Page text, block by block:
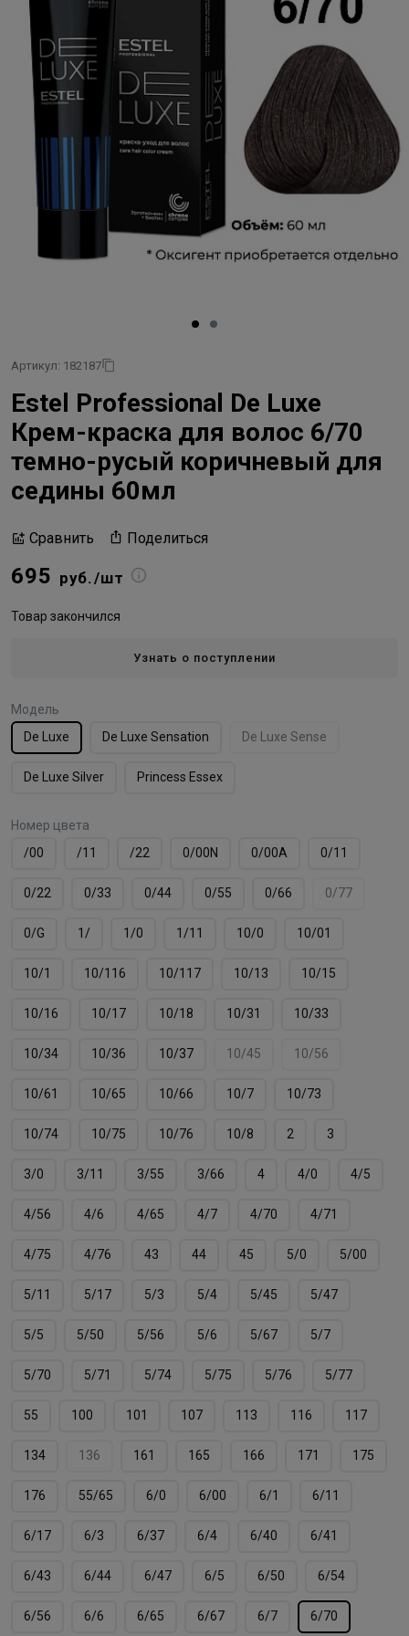
Артикул: 182187
Estel Professional De Luxe
Крем-краска для волос 6/70
темно-русый коричневый для
седины 60мл
Сравнить Поделиться
695 руб./шт
Товар закончился
Узнать о поступлении
Модель
De Luxe
De Luxe Sensation De Luxe Sense
De Luxe Silver Princess Essex
Номер цвета
/00
/11 /22 0/00N 0/00А 0/11
0/22 0/33 0/44 0/55 0/66 0/77
0/G 1/ 1/0 1/11 10/0 10/01
10/1 10/116 10/117 10/13 10/15
10/16 10/17 10/18 10/31 10/33
10/34 10/36 10/37 10/45 10/56
10/61 10/65 10/66 10/7 10/73
10/74 10/75 10/76 10/8 2 3
3/0 3/11 3/55 3/66 4 4/0 4/5
4/56 4/6 4/65 4/7 4/70 4/71
4/75 4/76 43 44 45 5/0 5/00
5/11 5/17 5/3 5/4 5/45 5/47
5/5 5/50 5/56 5/6 5/67 5/7
5/70 5/71 5/74 5/75 5/76 5/77
55 100 101 107 113 116 117
134 136 161 165 166 171 175
176 55/65 6/0 6/00 6/1 6/11
6/17 6/3 6/37 6/4 6/40 6/41
6/43 6/44 6/47 6/5 6/50 6/54
6/56 6/6 6/65 6/67 6/7 6/70